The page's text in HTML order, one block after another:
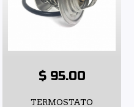
$ 95.00
TERMOSTATO